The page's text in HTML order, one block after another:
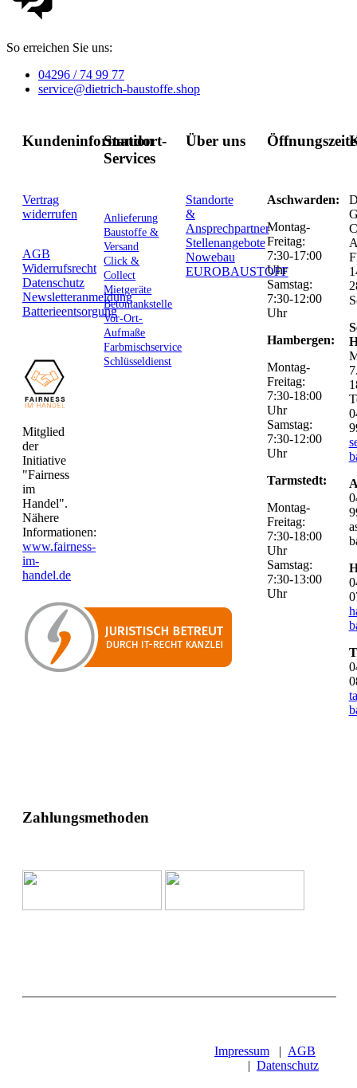
So erreichen Sie uns:
04296 / 74 99 77
service@dietrich-baustoffe.shop
Kundeninformation
Vertrag
widerrufen
AGB
Widerrufsrecht
Datenschutz
Newsletteranmeldung
Batterieentsorgung
Mitglied
der
Initiative
"Fairness
im
Handel".
Nähere
Informationen:
www.fairness-
im-
handel.de
Standort-
Services
Anlieferung
Baustoffe &
Versand
Click &
Collect
Mietgeräte
Betontankstelle
Vor-Ort-
Aufmaße
Farbmischservice
Schlüsseldienst
Über uns
Standorte
&
Ansprechpartner
Stellenangebote
Nowebau
EUROBAUSTOFF
Aschwarden:
Montag-
Freitag:
7:30-17:00
Uhr
Samstag:
7:30-12:00
Uhr
Hambergen:
Montag-
Freitag:
7:30-18:00
Uhr
Samstag:
7:30-12:00
Uhr
Tarmstedt:
Montag-
Freitag:
7:30-18:00
Uhr
Samstag:
7:30-13:00
Uhr
Zahlungsmethoden
Impressum | AGB
| Datenschutz